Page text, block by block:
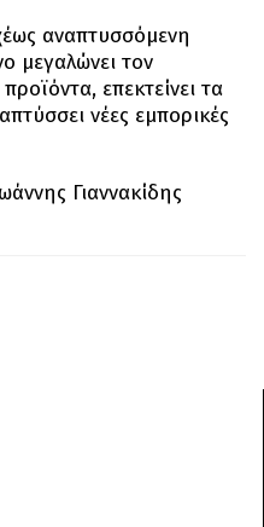
αναπτυσσόμενη
μεγαλώνει τον
επεκτείνει τα
νέες εμπορικές
Γιαννακίδης